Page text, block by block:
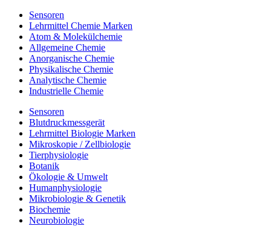
Sensoren
Lehrmittel Chemie Marken
Atom & Molekülchemie
Allgemeine Chemie
Anorganische Chemie
Physikalische Chemie
Analytische Chemie
Industrielle Chemie
Sensoren
Blutdruckmessgerät
Lehrmittel Biologie Marken
Mikroskopie / Zellbiologie
Tierphysiologie
Botanik
Ökologie & Umwelt
Humanphysiologie
Mikrobiologie & Genetik
Biochemie
Neurobiologie